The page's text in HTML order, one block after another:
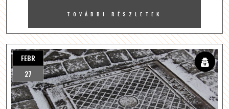
TOVÁBBI RÉSZLETEK
FEBR
27